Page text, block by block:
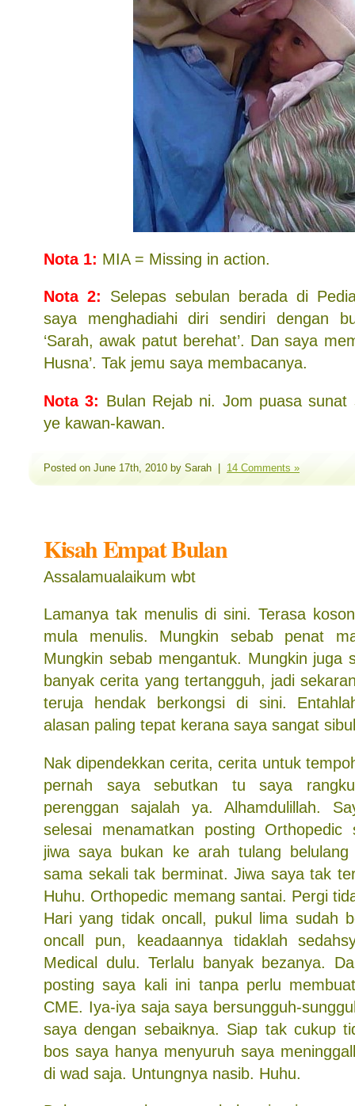
Nota 1: MIA = Missing in action.
Nota 2: Selepas sebulan berada di
saya menghadiahi diri sendiri dengan
‘Sarah, awak patut berehat’. Dan saya
Husna’. Tak jemu saya membacanya.
Nota 3: Bulan Rejab ni. Jom puasa sunat
ye kawan-kawan.
Posted on June 17th, 2010 by Sarah | 14 Comments »
Kisah Empat Bulan
Assalamualaikum wbt
Lamanya tak menulis di sini. Terasa
mula menulis. Mungkin sebab penat
Mungkin sebab mengantuk. Mungkin juga
banyak cerita yang tertangguh, jadi
teruja hendak berkongsi di sini.
alasan paling tepat kerana saya sangat
Nak dipendekkan cerita, cerita untuk
pernah saya sebutkan tu saya
perenggan sajalah ya. Alhamdulillah.
selesai menamatkan posting Orthopedic
jiwa saya bukan ke arah tulang
sama sekali tak berminat. Jiwa saya tak
Huhu. Orthopedic memang santai. Pergi
Hari yang tidak oncall, pukul lima sudah
oncall pun, keadaannya tidaklah
Medical dulu. Terlalu banyak bezanya.
posting saya kali ini tanpa perlu
CME. Iya-iya saja saya bersungguh-
saya dengan sebaiknya. Siap tak cukup
bos saya hanya menyuruh saya
di wad saja. Untungnya nasib. Huhu.